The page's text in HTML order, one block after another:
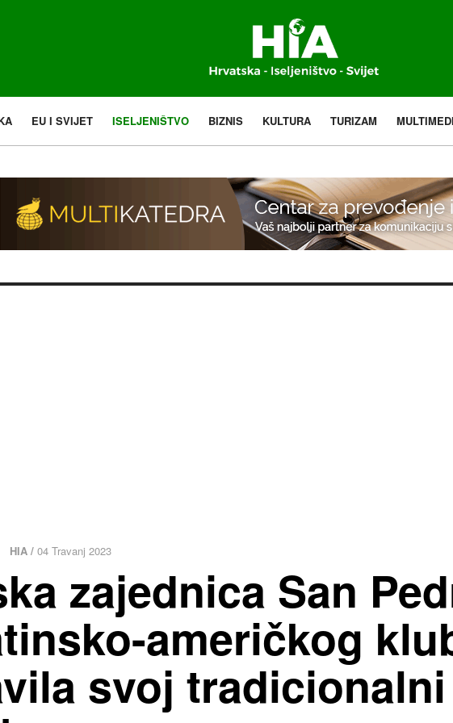
EU I SVIJET ISELJENIŠTVO BIZNIS KULTURA TURIZAM
HIA / 04 Travanj 2023
zajednica San
američkog
svoj